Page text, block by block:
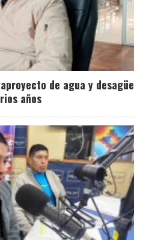
de agua y desagüe
años